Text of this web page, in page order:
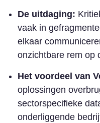
De uitdaging:
vaak in
elkaar
onzichtbare rem op
Het voordeel van
oplossingen
sectorspecifieke
onderliggende